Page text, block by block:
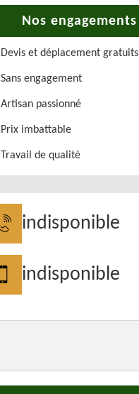
Nos engagements
Devis et déplacement gratuits
Sans engagement
Artisan passionné
Prix imbattable
Travail de qualité
indisponible
indisponible